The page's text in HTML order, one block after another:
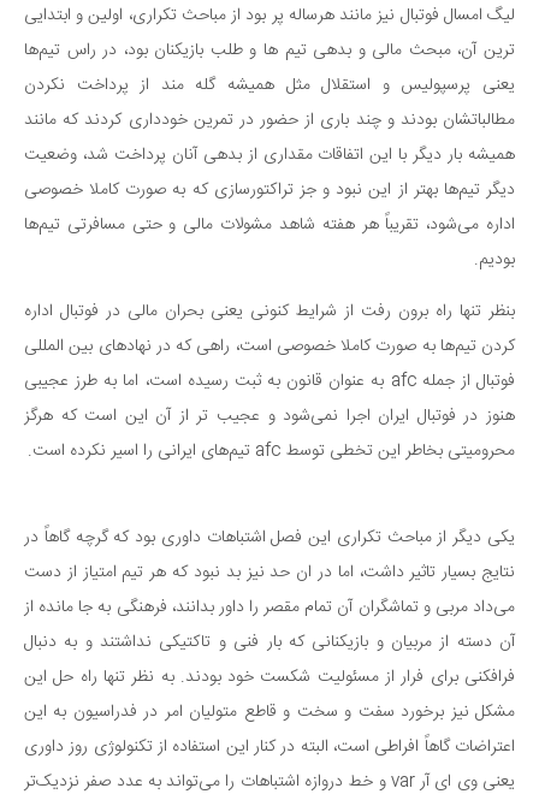
لیگ امسال فوتبال نیز مانند هرساله پر بود از مباحث تکراری، اولین و ابتدایی
ترین آن، مبحث مالی و بدهی تیم ها و طلب بازیکنان بود، در راس تیم‌ها
یعنی پرسپولیس و استقلال مثل همیشه گله مند از پرداخت نکردن
مطالباتشان بودند و چند باری از حضور در تمرین خودداری کردند که مانند
همیشه بار دیگر با این اتفاقات مقداری از بدهی آنان پرداخت شد، وضعیت
دیگر تیم‌ها بهتر از این نبود و جز تراکتورسازی که به صورت کاملا خصوصی
اداره می‌شود، تقریباً هر هفته شاهد مشولات مالی و حتی مسافرتی تیم‌ها
بودیم.
بنظر تنها راه برون رفت از شرایط کنونی یعنی بحران مالی در فوتبال اداره
کردن تیم‌ها به صورت کاملا خصوصی است، راهی که در نهادهای بین المللی
فوتبال از جمله afc به عنوان قانون به ثبت رسیده است، اما به طرز عجیبی
هنوز در فوتبال ایران اجرا نمی‌شود و عجیب تر از آن این است که هرگز
محرومیتی بخاطر این تخطی توسط afc تیم‌های ایرانی را اسیر نکرده است.
یکی دیگر از مباحث تکراری این فصل اشتباهات داوری بود که گرچه گاهاً در
نتایج بسیار تاثیر داشت، اما در ان حد نیز بد نبود که هر تیم امتیاز از دست
می‌داد مربی و تماشگران آن تمام مقصر را داور بدانند، فرهنگی به جا مانده از
آن دسته از مربیان و بازیکنانی که بار فنی و تاکتیکی نداشتند و به دنبال
فرافکنی برای فرار از مسئولیت شکست خود بودند. به نظر تنها راه حل این
مشکل نیز برخورد سفت و سخت و قاطع متولیان امر در فدراسیون به این
اعتراضات گاهاً افراطی است، البته در کنار این استفاده از تکنولوژی روز داوری
یعنی وی ای آر var و خط دروازه اشتباهات را می‌تواند به عدد صفر نزدیک‌تر